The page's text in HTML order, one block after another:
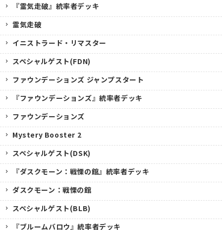
『霊気走破』統率者デッキ
霊気走破
イニストラード・リマスター
スペシャルゲスト(FDN)
ファウンデーションズ ジャンプスタート
『ファウンデーションズ』統率者デッキ
ファウンデーションズ
Mystery Booster 2
スペシャルゲスト(DSK)
『ダスクモーン：戦慄の館』統率者デッキ
ダスクモーン：戦慄の館
スペシャルゲスト(BLB)
『ブルームバロウ』統率者デッキ